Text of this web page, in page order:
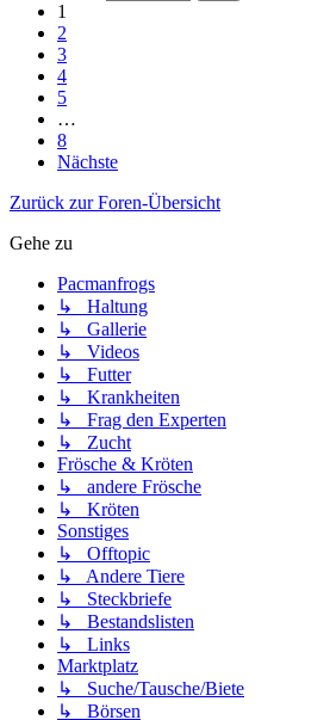
1
2
3
4
5
…
8
Nächste
Zurück zur Foren-Übersicht
Gehe zu
Pacmanfrogs
↳ Haltung
↳ Gallerie
↳ Videos
↳ Futter
↳ Krankheiten
↳ Frag den Experten
↳ Zucht
Frösche & Kröten
↳ andere Frösche
↳ Kröten
Sonstiges
↳ Offtopic
↳ Andere Tiere
↳ Steckbriefe
↳ Bestandslisten
↳ Links
Marktplatz
↳ Suche/Tausche/Biete
↳ Börsen